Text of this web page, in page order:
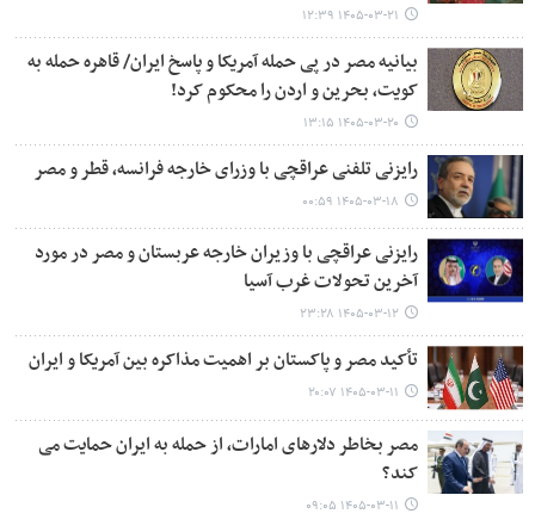
۱۴۰۵-۰۳-۲۱ ۱۲:۳۹
بیانیه مصر در پی حمله آمریکا و پاسخ ایران/ قاهره حمله به
کویت، بحرین و اردن را محکوم کرد!
۱۴۰۵-۰۳-۲۰ ۱۳:۱۵
رایزنی تلفنی عراقچی با وزرای خارجه فرانسه، قطر و مصر
۱۴۰۵-۰۳-۱۸ ۰۰:۵۹
رایزنی عراقچی با وزیران خارجه عربستان و مصر در مورد
آخرین تحولات غرب آسیا
۱۴۰۵-۰۳-۱۲ ۲۳:۲۸
تأکید مصر و پاکستان بر اهمیت مذاکره بین آمریکا و ایران
۱۴۰۵-۰۳-۱۱ ۲۰:۰۷
مصر بخاطر دلارهای امارات، از حمله به ایران حمایت می
کند؟
۱۴۰۵-۰۳-۱۱ ۰۹:۰۵